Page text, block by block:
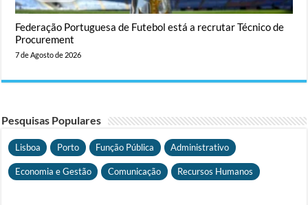
Federação Portuguesa de Futebol está a recrutar Técnico de
Procurement
7 de Agosto de 2026
Pesquisas Populares
Lisboa Porto Função Pública Administrativo
Economia e Gestão Comunicação Recursos Humanos